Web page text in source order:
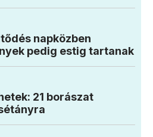
napközben
pedig estig tartanak
21 borászat